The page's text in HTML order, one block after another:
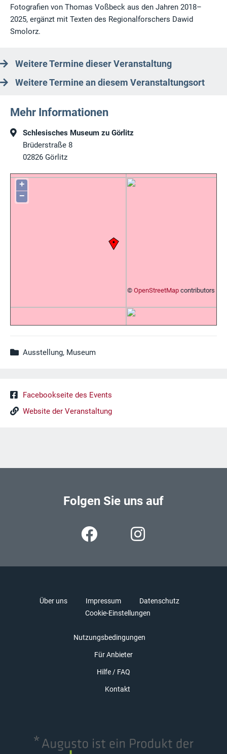
Fotografien von Thomas Voßbeck aus den Jahren 2018–
2025, ergänzt mit Texten des Regionalforschers Dawid
Smolorz.
Weitere Termine dieser Veranstaltung
Weitere Termine an diesem Veranstaltungsort
Mehr Informationen
Schlesisches Museum zu Görlitz
Brüderstraße 8
02826 Görlitz
+
−
© OpenStreetMap contributors
Ausstellung, Museum
Facebookseite des Events
Website der Veranstaltung
Folgen Sie uns auf
Über uns Impressum
Datenschutz
Cookie-Einstellungen
Nutzungsbedingungen
Für Anbieter
Hilfe / FAQ
Kontakt